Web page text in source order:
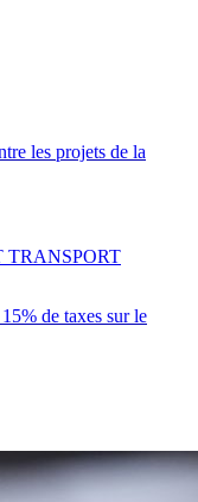
les projets de la
de taxes sur le
TRANSPORT